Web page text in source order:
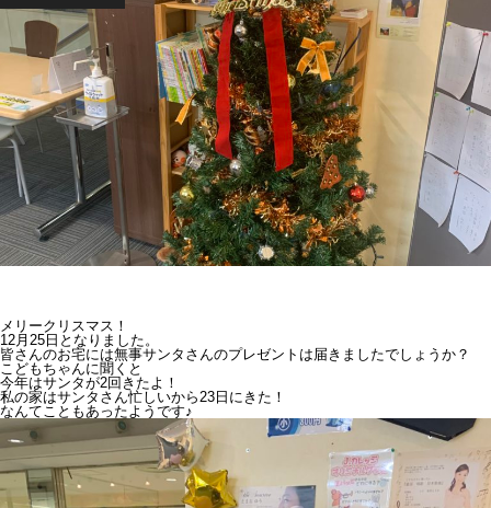
メリークリスマス！
12月25日となりました。
皆さんのお宅には無事サンタさんのプレゼントは届きましたでしょうか？
こどもちゃんに聞くと
今年はサンタが2回きたよ！
私の家はサンタさん忙しいから23日にきた！
なんてこともあったようです♪